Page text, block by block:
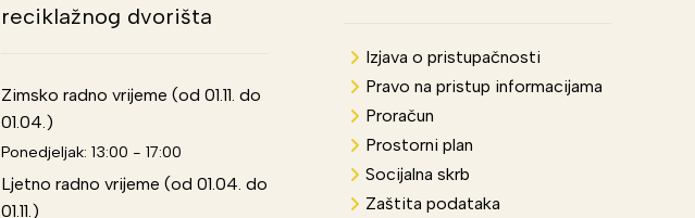
reciklažnog dvorišta
Zimsko radno vrijeme (od 01.11. do
01.04.)
Ponedjeljak: 13:00 - 17:00
Ljetno radno vrijeme (od 01.04. do
01.11.)
Izjava o pristupačnosti
Pravo na pristup informacijama
Proračun
Prostorni plan
Socijalna skrb
Zaštita podataka